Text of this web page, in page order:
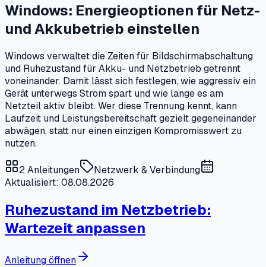
Windows: Energieoptionen für Netz-
und Akkubetrieb einstellen
Windows verwaltet die Zeiten für Bildschirmabschaltung
und Ruhezustand für Akku- und Netzbetrieb getrennt
voneinander. Damit lässt sich festlegen, wie aggressiv ein
Gerät unterwegs Strom spart und wie lange es am
Netzteil aktiv bleibt. Wer diese Trennung kennt, kann
Laufzeit und Leistungsbereitschaft gezielt gegeneinander
abwägen, statt nur einen einzigen Kompromisswert zu
nutzen.
2Anleitungen
Netzwerk & Verbindung
Aktualisiert: 08.08.2026
Ruhezustand im Netzbetrieb:
Wartezeit anpassen
Anleitung öffnen